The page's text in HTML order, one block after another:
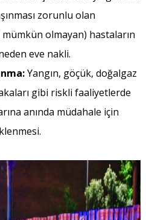
zorunlu olan
mümkün olmayan) hastaların
eve nakli.
Yangın, göçük, doğalgaz
gibi riskli faaliyetlerde
anında müdahale için